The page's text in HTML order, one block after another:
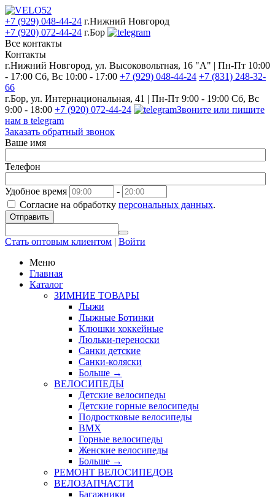
+7 (929) 048-44-24 г.Нижний Новгород
+7 (920) 072-44-24 г.Бор
Все контакты
Контакты
г.Нижний Новгород, ул. Высоковольтная, 16 "А" | Пн-Пт 10:00
- 17:00 Сб, Вс 10:00 - 17:00 +7 (929) 048-44-24 +7 (831) 248-32-
66
г.Бор, ул. Интернациональная, 41 | Пн-Пт 9:00 - 19:00 Сб, Вс
9:00 - 18:00 +7 (920) 072-44-24
Звоните или пишите
нам в telegram
Заказать обратный звонок
Ваше имя
Телефон
Удобное время
-
Согласие на обработку персональных данных.
Отправить
Стать оптовым клиентом | Войти
Меню
Главная
Каталог
ЗИМНИЕ ТОВАРЫ
Лыжи
Лыжные Ботинки
Клюшки хоккейные
Люльки-переноски
Санки детские
Санки-коляски
Больше →
ВЕЛОСИПЕДЫ
Детские велосипеды
Детские горные велосипеды
Подростковые велосипеды
BMX
Горные велосипеды
Женские велосипеды
Больше →
РЕМОНТ ВЕЛОСИПЕДОВ
ВЕЛОЗАПЧАСТИ
Багажники